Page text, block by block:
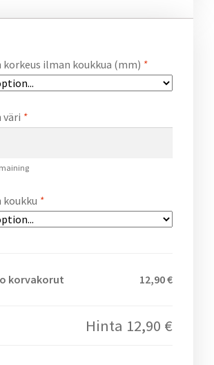
korkeus ilman koukkua (mm) *
väri *
koukku *
korvakorut 12,90 €
Hinta 12,90 €